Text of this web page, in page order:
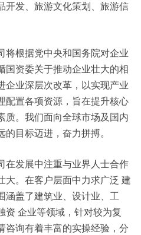
开发、旅游文化策划、旅游信
将根据党中央和国务院对企业
国资委关于推动企业壮大的相
企业深层次改革，以实现产业
配置各项资源，旨在提升核心
质。我们面向全球市场及国内
目标迈进，奋力拼搏。
在发展中注重与业界人士合作
大。在客户层面中力求广泛 建
涵盖了建筑业、设计业、工
资 企业等领域，针对较为复
咨询有着丰富的实操经验，分